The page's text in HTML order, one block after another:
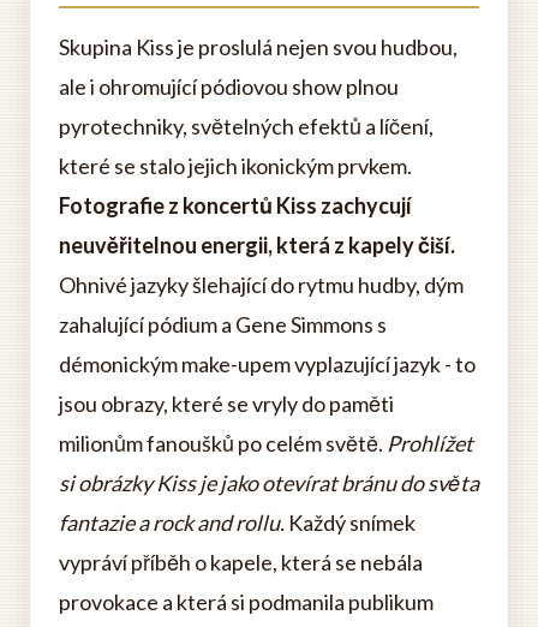
Skupina Kiss je proslulá nejen svou hudbou,
ale i ohromující pódiovou show plnou
pyrotechniky, světelných efektů a líčení,
které se stalo jejich ikonickým prvkem.
Fotografie z koncertů Kiss zachycují
neuvěřitelnou energii, která z kapely čiší.
Ohnivé jazyky šlehající do rytmu hudby, dým
zahalující pódium a Gene Simmons s
démonickým make-upem vyplazující jazyk - to
jsou obrazy, které se vryly do paměti
milionům fanoušků po celém světě. Prohlížet
si obrázky Kiss je jako otevírat bránu do světa
fantazie a rock and rollu. Každý snímek
vypráví příběh o kapele, která se nebála
provokace a která si podmanila publikum